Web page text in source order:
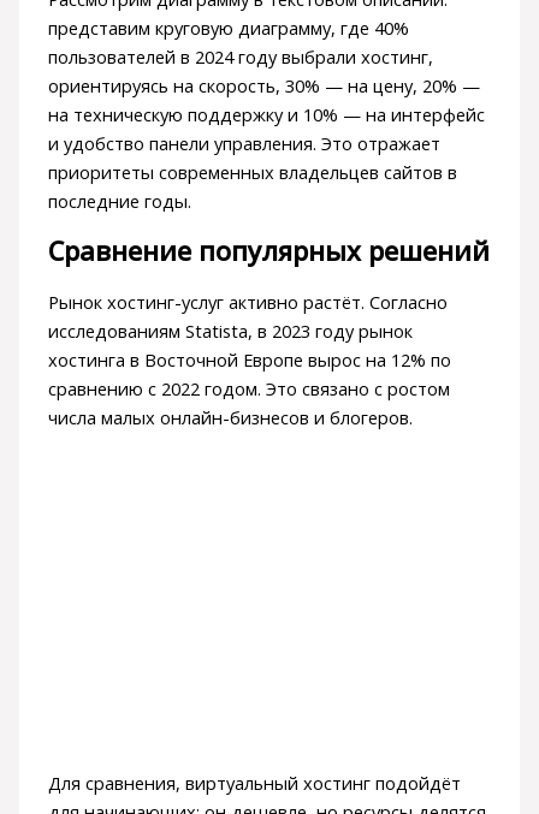
представим круговую диаграмму, где 40%
пользователей в 2024 году выбрали хостинг,
ориентируясь на скорость, 30% — на цену, 20% —
на техническую поддержку и 10% — на интерфейс
и удобство панели управления. Это отражает
приоритеты современных владельцев сайтов в
последние годы.
Сравнение популярных решений
Рынок хостинг-услуг активно растёт. Согласно
исследованиям Statista, в 2023 году рынок
хостинга в Восточной Европе вырос на 12% по
сравнению с 2022 годом. Это связано с ростом
числа малых онлайн-бизнесов и блогеров.
Для сравнения, виртуальный хостинг подойдёт